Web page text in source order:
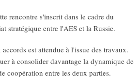
rencontre s'inscrit dans le cadre du
stratégique entre l'AES et la Russie.
est attendue à l'issue des travaux.
à consolider davantage la dynamique de
coopération entre les deux parties.